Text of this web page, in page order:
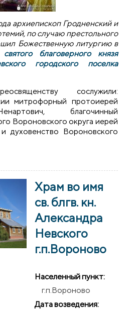
архиепископ Гродненский и
по случаю престольного
Божественную литургию в
благоверного князя
городского поселка
сослужили:
митрофорный протоиерей
благочинный
Вороновского округа иерей
духовенство Вороновского
в храме поселка Вороново
Храм во имя
св. блгв. кн.
Александра
Невского
г.п.Вороново
Населенный пункт:
г.п.Вороново
Дата возведения: